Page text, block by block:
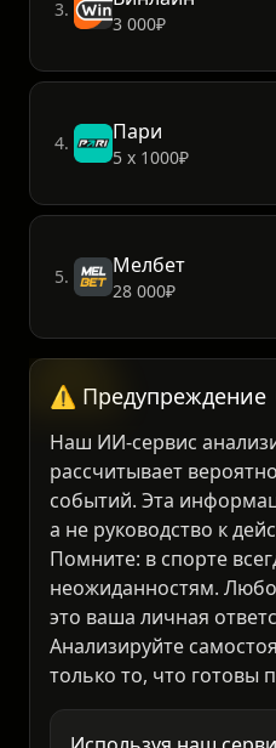
3.
3 000₽
4.
5 х 1000₽
5.
⚠️ Предупреждение
Наш ИИ-сервис
рассчитывает
событий. Эта
а не руководство к
Помните: в спорте
неожиданностям.
это ваша личная
Анализируйте
только то, что готовы